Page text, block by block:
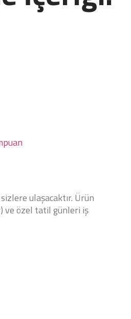
ulaşacaktır. Ürün
ve özel tatil günleri iş